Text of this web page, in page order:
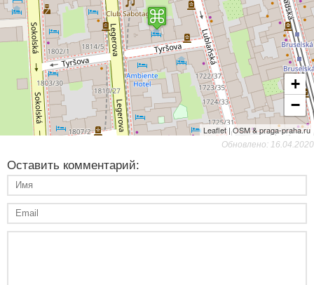
+
−
Leaflet | OSM & praga-praha.ru
Обновлено: 16.04.2020
Оставить комментарий: